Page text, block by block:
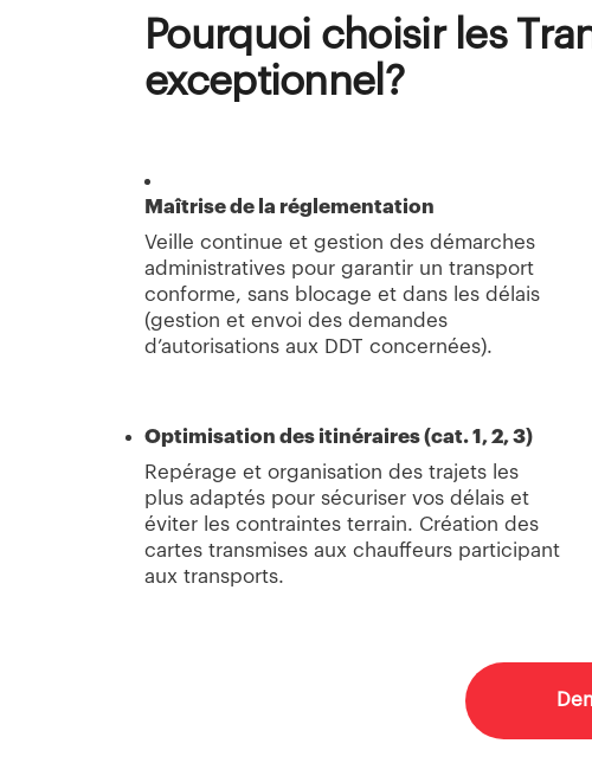
Pourquoi choisir les
exceptionnel?
Maîtrise de la réglementation
Veille continue et gestion des démarches
administratives pour garantir un transport
conforme, sans blocage et dans les délais
(gestion et envoi des demandes
d’autorisations aux DDT concernées).
Optimisation des itinéraires (cat. 1, 2, 3)
Repérage et organisation des trajets les
plus adaptés pour sécuriser vos délais et
éviter les contraintes terrain. Création des
cartes transmises aux chauffeurs participant
aux transports.